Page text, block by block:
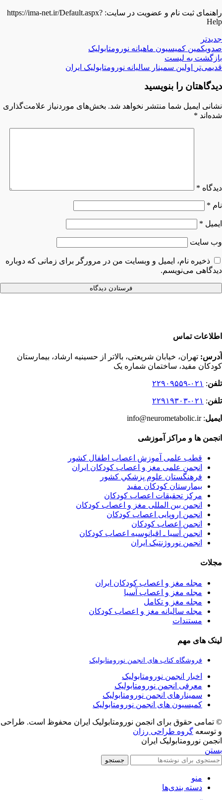
راهنمای ثبت نام و عضویت در سایت: https://ima-net.ir/Default.aspx?
Help
جدیدتر
صدویکمین کمیسیون ماهیانه نورومتابولیک
بازگشت بە لیست
قدیمی‌تر
اولین سمینار سالیانه نورومتابولیک ایران
دیدگاهتان را بنویسید
نشانی ایمیل شما منتشر نخواهد شد. بخش‌های موردنیاز علامت‌گذاری
شده‌اند *
دیدگاه *
نام *
ایمیل *
وب‌ سایت
ذخیره نام، ایمیل و وبسایت من در مرورگر برای زمانی که دوباره
دیدگاهی می‌نویسم.
اطلاعات تماس
آدرس: تهران، خیابان شریعتی، بالاتر از حسینیه ارشاد، بیمارستان
کودکان مفید، ساختمان شماره یک
تلفن: ۰۲۱-۲۲۹۰۹۵۵۹
تلفن: ۰۲۱-۲۲۹۱۹۳۰۳
ایمیل: info@neurometabolic.ir
انجمن ها و مراکز آموزشی
قطب علمی آموزش اعصاب اطفال کشور
انجمن علمی مغز و اعصاب کودکان ایران
فرهنگستان علوم پزشكي كشور
بیمارستان کودکان مفید
مرکز تحقیقات اعصاب کودکان
انجمن بین المللی مغز و اعصاب کودکان
انجمن اروپایی اعصاب کودکان
انجمن اعصاب کودکان
انجمن آسیا ـ اقیانوسیه اعصاب کودکان
انجمن نوروژنتیک ایران
مجلات
مجله مغز و اعصاب کودکان ایران
مجله مغز و اعصاب آسیا
مجله مغز و تکامل
مجله سالیانه مغز و اعصاب کودکان
مستندات
لینک های مهم
فروشگاه کتاب های انجمن نورومتابولیک
اخبار انجمن نورومتابولیک
معرفی انجمن نورومتابولیک
سمینارهای انجمن نورومتابولیک
کمیسیون های انجمن نورومتابولیک
© تمامی حقوق برای انجمن نورومتابولیک ایران محفوظ است. طراحی
و توسعه گروه طراحی رزان
انجمن نورومتابولیک ایران
بستن
جستجو
منو
دسته بندی‌ها